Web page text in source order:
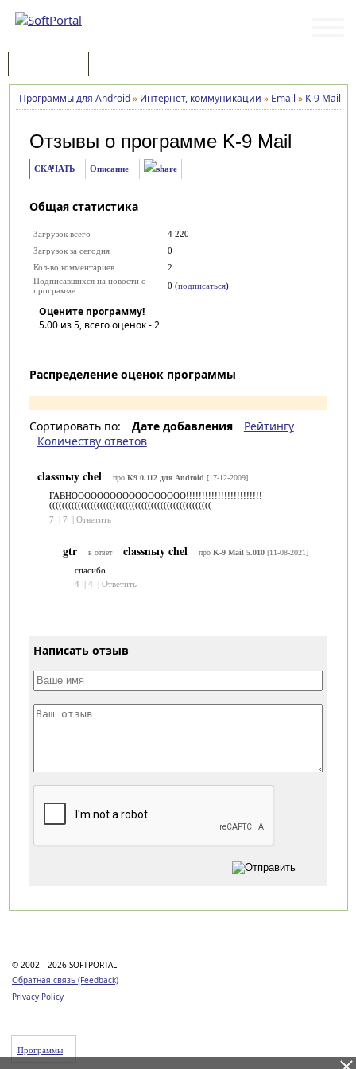
Программы для Android» Интернет, коммуникации » Email » K-9 Mail
Отзывы о программе K-9 Mail
СКАЧАТЬ Описание
Общая статистика
Загрузок всего
4 220
Загрузок за сегодня
0
Кол-во комментариев
2
Подписавшихся на новости о
программе
0 (подписаться)
Оцените программу!
5.00из 5, всего оценок -2
Распределение оценок программы
Сортировать по: Дате добавления
Рейтингу
Количеству ответов
classnыy chel про K9 0.112 для Android [17-12-2009]
ГАВНОООООООООООООООООО!!!!!!!!!!!!!!!!!!!!!!!!
(((((((((((((((((((((((((((((((((((((((((((((((((((
7
| 7 | Ответить
gtr в ответ classnыy chel про K-9 Mail 5.010[11-08-2021]
спасибо
4 | 4 | Ответить
Написать отзыв
© 2002—2026 SOFTPORTAL
Обратная связь (Feedback)
Privacy Policy
Программы